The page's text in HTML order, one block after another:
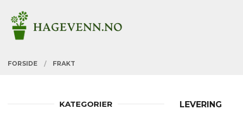
innholdet
PRODUKTER
FORSIDE FRAKT
LEVERING
KATEGORIER